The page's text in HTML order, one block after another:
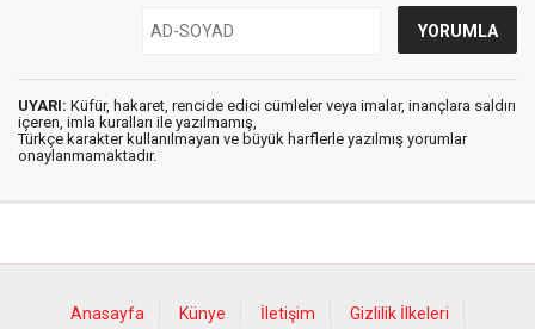
UYARI: Küfür, hakaret, rencide edici cümleler veya imalar, inançlara saldırı
içeren, imla kuralları ile yazılmamış,
Türkçe karakter kullanılmayan ve büyük harflerle yazılmış yorumlar
onaylanmamaktadır.
Anasayfa Künye İletişim Gizlilik İlkeleri